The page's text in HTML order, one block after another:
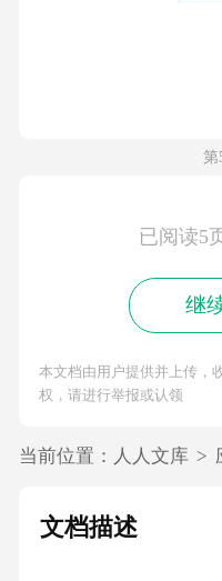
第
已阅读5
继
本文档由用户提供并上传，
权，请进行举报或认领
当前位置： 人人文库 >
文档描述